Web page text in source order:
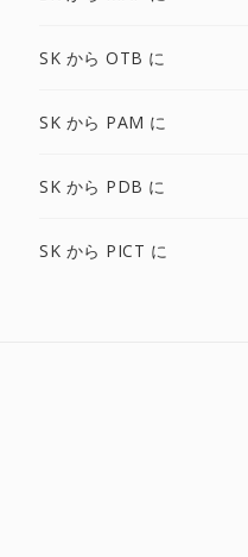
SK から OTB に
SK から PAM に
SK から PDB に
SK から PICT に